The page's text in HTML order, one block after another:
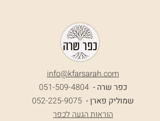
info@kfarsarah.com
כפר שרה -051-509-4804
שמוליק פארן - 052-225-9075
הוראות הגעה לכפר